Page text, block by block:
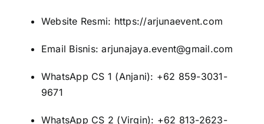
Website Resmi: https://arjunaevent.com
Email Bisnis: arjunajaya.event@gmail.com
WhatsApp CS 1 (Anjani): +62 859-3031-
9671
WhatsApp CS 2 (Virgin): +62 813-2623-